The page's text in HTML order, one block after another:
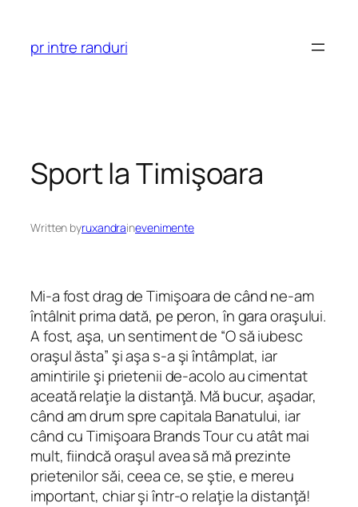
content
pr intre randuri
Sport la Timişoara
Written byruxandrainevenimente
Mi-a fost drag de Timişoara de când ne-am
întâlnit prima dată, pe peron, în gara oraşului.
A fost, aşa, un sentiment de “O să iubesc
oraşul ăsta” şi aşa s-a şi întâmplat, iar
amintirile şi prietenii de-acolo au cimentat
aceată relaţie la distanţă. Mă bucur, aşadar,
când am drum spre capitala Banatului, iar
când cu Timişoara Brands Tour cu atât mai
mult, fiindcă oraşul avea să mă prezinte
prietenilor săi, ceea ce, se ştie, e mereu
important, chiar şi într-o relaţie la distanţă!